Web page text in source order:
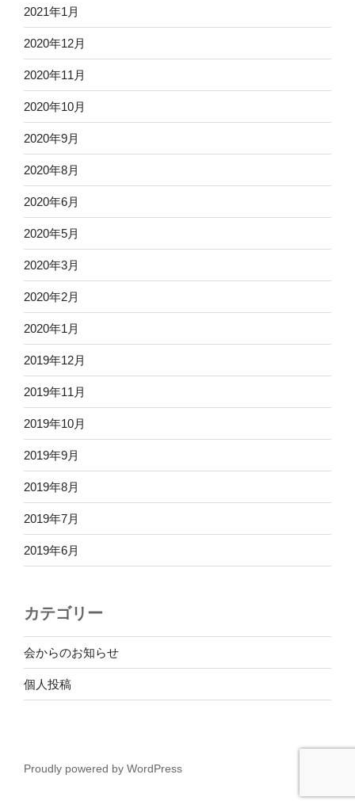
2021年1月
2020年12月
2020年11月
2020年10月
2020年9月
2020年8月
2020年6月
2020年5月
2020年3月
2020年2月
2020年1月
2019年12月
2019年11月
2019年10月
2019年9月
2019年8月
2019年7月
2019年6月
カテゴリー
会からのお知らせ
個人投稿
Proudly powered by WordPress